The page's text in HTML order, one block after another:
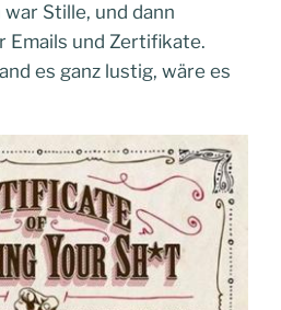
Stille, und dann
Emails und Zertifikate.
es ganz lustig, wäre es